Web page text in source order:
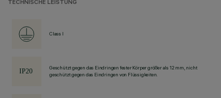
TECHNISCHE LEISTUNG
Class I
Geschützt gegen das Eindringen fester Körper größer als 12 mm, nicht
geschützt gegen das Eindringen von Flüssigkeiten.